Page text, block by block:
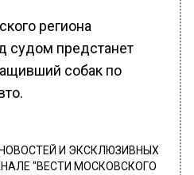
региона
судом предстанет
собак по
И ЭКСКЛЮЗИВНЫХ
"ВЕСТИ МОСКОВСКОГО